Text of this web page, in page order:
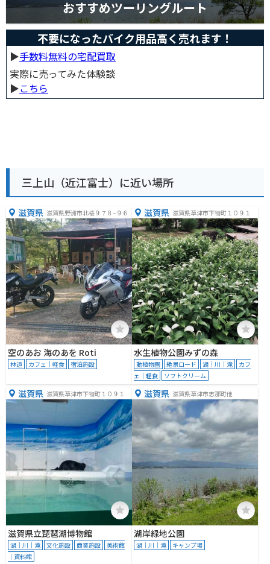
おすすめツーリングルート
不要になったバイク用品高く売れます！
▶︎手数料無料の宅配買取
実際に売ってみた体験談
▶︎こちら
三上山（近江富士）に近い場所
滋賀県 滋賀県野洲市北桜９７８−９６
空のあお 海のあを Roti
林道 カフェ｜軽食 宿泊施設
滋賀県 滋賀県草津市下物町１０９１
水生植物公園みずの森
動植物園 絶景ロード 湖｜川｜滝
カフ
ェ｜軽食
ソフトクリーム
滋賀県 滋賀県草津市下物町１０９１
滋賀県立琵琶湖博物館
湖｜川｜滝 文化施設 商業施設
美術館
｜資料館
滋賀県 滋賀県草津市志那町他
湖岸緑地公園
湖｜川｜滝 キャンプ場